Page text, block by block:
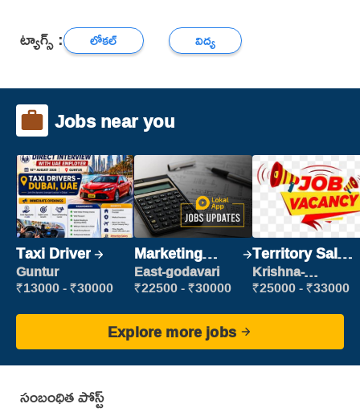
ట్యాగ్స్ : లోకల్ విద్య
Jobs near you
Taxi Driver
Guntur
₹13000 - ₹30000
Marketing
Executive
East-godavari
₹22500 - ₹30000
Territory Sales
Manager
Krishna-
vijayawada
₹25000 - ₹33000
Explore more jobs
సంబంధిత పోస్ట్